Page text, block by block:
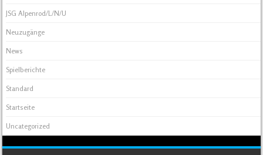
JSG Alpenrod/L/N/U
Neuzugänge
News
Spielberichte
Standard
Startseite
Uncategorized